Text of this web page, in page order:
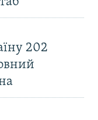
202